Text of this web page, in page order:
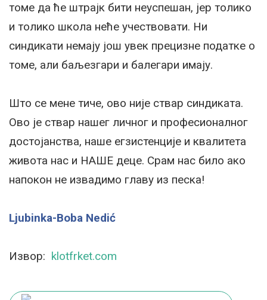
томе да ће штрајк бити неуспешан, јер толико
и толико школа неће учествовати. Ни
синдикати немају још увек прецизне податке о
томе, али баљезгари и балегари имају.
Што се мене тиче, ово није ствар синдиката.
Ово је ствар нашег личног и професионалног
достојанства, наше егзистенције и квалитета
живота нас и НАШЕ деце. Срам нас било ако
напокон не извадимо главу из песка!
Ljubinka-Boba Nedić
Извор: klotfrket.com